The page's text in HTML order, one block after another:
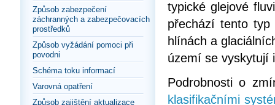
Způsob zabezpečení
záchranných a zabezpečovacích
prostředků
Způsob vyžádání pomoci při
povodni
Schéma toku informací
Varovná opatření
Způsob zajištění aktualizace
typické glejové
přechází tento typ
hlínách a
území se vyskytují
Podrobnosti o
klasifikačními